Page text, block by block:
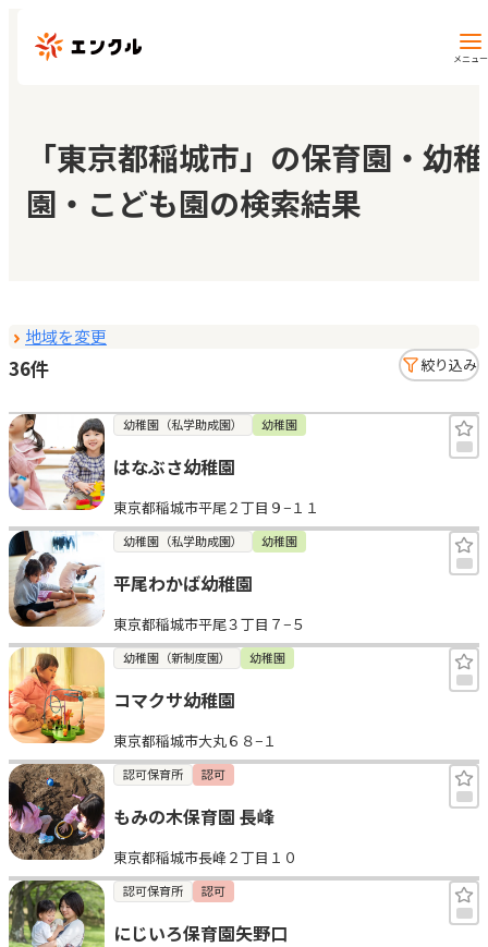
メニュー
保育園・幼稚園を探す
地図から探す
マイページ
お気に入り
見学日記
メッセージ
おすすめの園
エンクルの特徴と活用方法
コラム
お知らせ
「東京都稲城市」の保育園・幼稚
園・こども園の検索結果
地域を変更
36件 絞り込み
幼稚園（私学助成園） 幼稚園
はなぶさ幼稚園
東京都稲城市平尾２丁目９−１１
幼稚園（私学助成園） 幼稚園
平尾わかば幼稚園
東京都稲城市平尾３丁目７−５
幼稚園（新制度園） 幼稚園
コマクサ幼稚園
東京都稲城市大丸６８−１
認可保育所 認可
もみの木保育園 長峰
東京都稲城市長峰２丁目１０
認可保育所 認可
にじいろ保育園矢野口